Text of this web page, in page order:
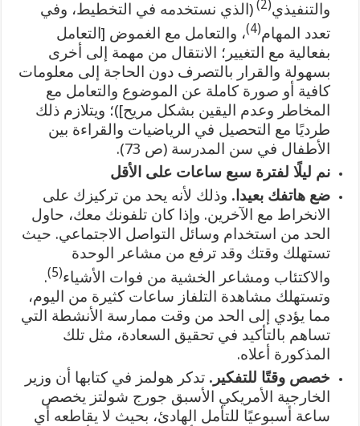
والتنفيذي(2)
(الذي نستخدمه في التخطيط، وفي
تعدد المهام(4)
، والتعامل مع الغموض [التعامل
بفعالية مع التغيير؛ الانتقال من مهمة إلى أخرى
بسهولة والقرار بالتصرف دون الحاجة إلى معلومات
كافية أو صورة كاملة عن الموضوع والتعامل مع
المخاطر وعدم اليقين بشكل مريح])؛ ويتلازم ذلك
طرديًا مع التحصيل في الرياضيات والقراءة بين
الأطفال في سن المدرسة (ص 73).
نم ليلًا لفترة سبع ساعات على الأقل
ضع هاتفك بعيدا. وذلك لأنه يحد من تركيزك على
الانخراط مع الآخرين. وإذا كان تلفونك معك، حاول
الحد من استخدام وسائل التواصل الاجتماعي. حيث
تستهلك وقتك وقد ترفع من مشاعر الوحدة
والاكتئاب ومشاعر الخشية من فوات الأشياء(5)
.
وتستهلك مشاهدة التلفاز ساعات كثيرة من اليوم،
مما يؤدي إلى الحد من وقت ممارسة الأنشطة التي
تساهم بالتأكيد في تحقيق السعادة، مثل تلك
المذكورة أعلاه.
خصص وقتًا للتفكير. تدكر هولمز في كتابها أن وزير
الخارجية الأمريكي الأسبق جورج شولتز يخصص
ساعة أسبوعيًا للتأمل الهادئ، بحيث لا يقاطعه أي